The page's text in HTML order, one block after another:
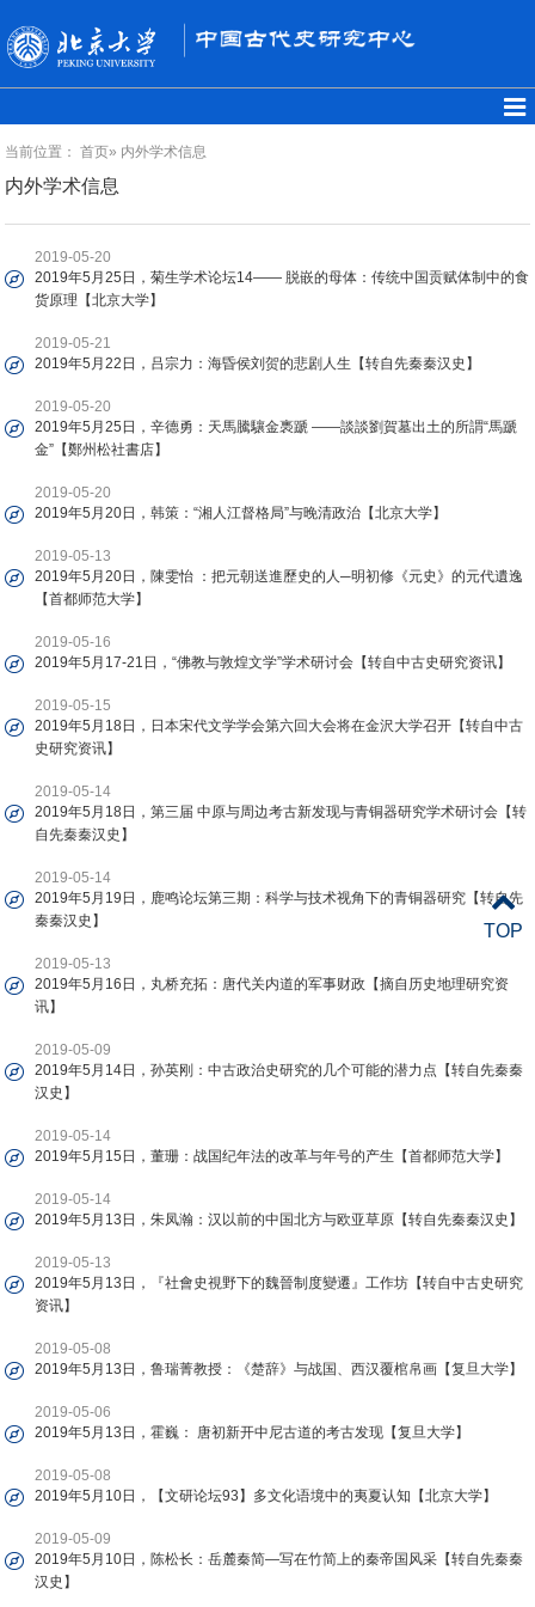
当前位置：首页» 内外学术信息
内外学术信息
2019-05-20
2019年5月25日，菊生学术论坛14—— 脱嵌的母体：传统中国贡赋体制中的食
货原理【北京大学】
2019-05-21
2019年5月22日，吕宗力：海昏侯刘贺的悲剧人生【转自先秦秦汉史】
2019-05-20
2019年5月25日，辛德勇：天馬騰驤金褭蹏 ——談談劉賀墓出土的所謂“馬蹏
金”【鄭州松社書店】
2019-05-20
2019年5月20日，韩策：“湘人江督格局”与晚清政治【北京大学】
2019-05-13
2019年5月20日，陳雯怡 ：把元朝送進歷史的人─明初修《元史》的元代遺逸
【首都师范大学】
2019-05-16
2019年5月17-21日，“佛教与敦煌文学”学术研讨会【转自中古史研究资讯】
2019-05-15
2019年5月18日，日本宋代文学学会第六回大会将在金沢大学召开【转自中古
史研究资讯】
2019-05-14
2019年5月18日，第三届 中原与周边考古新发现与青铜器研究学术研讨会【转
自先秦秦汉史】
2019-05-14
2019年5月19日，鹿鸣论坛第三期：科学与技术视角下的青铜器研究【转自先
秦秦汉史】
2019-05-13
2019年5月16日，丸桥充拓：唐代关内道的军事财政【摘自历史地理研究资
讯】
2019-05-09
2019年5月14日，孙英刚：中古政治史研究的几个可能的潜力点【转自先秦秦
汉史】
2019-05-14
2019年5月15日，董珊：战国纪年法的改革与年号的产生【首都师范大学】
2019-05-14
2019年5月13日，朱凤瀚：汉以前的中国北方与欧亚草原【转自先秦秦汉史】
2019-05-13
2019年5月13日，『社會史視野下的魏晉制度變遷』工作坊【转自中古史研究
资讯】
2019-05-08
2019年5月13日，鲁瑞菁教授：《楚辞》与战国、西汉覆棺帛画【复旦大学】
2019-05-06
2019年5月13日，霍巍： 唐初新开中尼古道的考古发现【复旦大学】
2019-05-08
2019年5月10日，【文研论坛93】多文化语境中的夷夏认知【北京大学】
2019-05-09
2019年5月10日，陈松长：岳麓秦简—写在竹简上的秦帝国风采【转自先秦秦
汉史】
TOP